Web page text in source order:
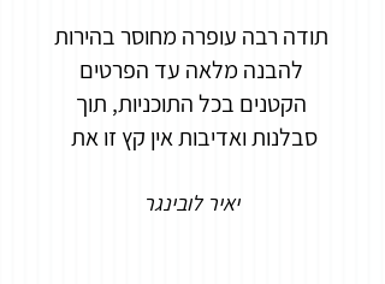
תודה רבה עופרה מחוסר בהירות
להבנה מלאה עד הפרטים
הקטנים בכל התוכניות, תוך
סבלנות ואדיבות אין קץ זו את
יאיר לובינגר